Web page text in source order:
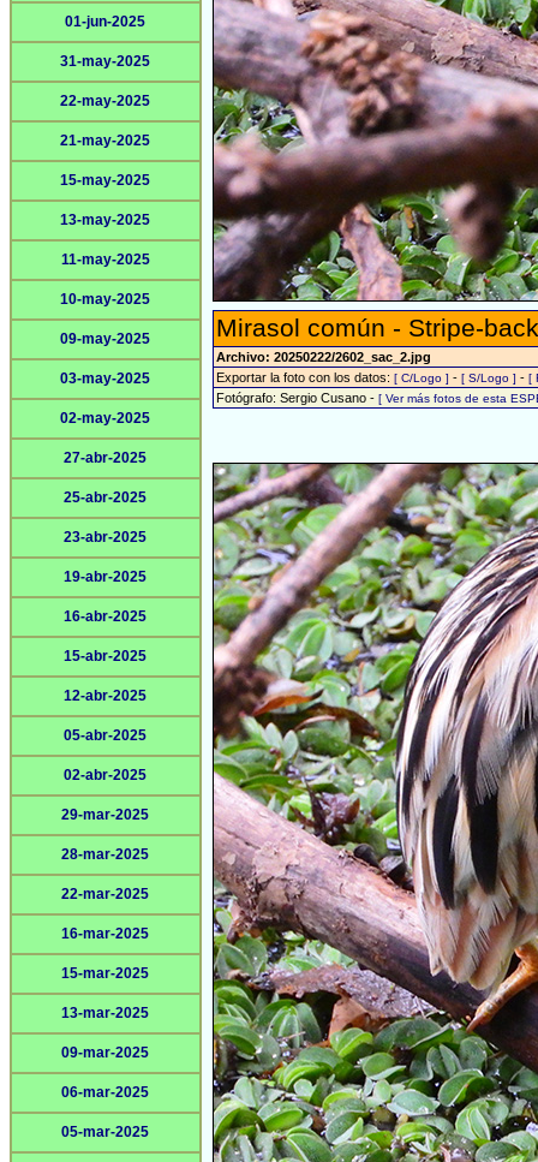
01-jun-2025
31-may-2025
22-may-2025
21-may-2025
15-may-2025
13-may-2025
11-may-2025
10-may-2025
09-may-2025
03-may-2025
02-may-2025
27-abr-2025
25-abr-2025
23-abr-2025
19-abr-2025
16-abr-2025
15-abr-2025
12-abr-2025
05-abr-2025
02-abr-2025
29-mar-2025
28-mar-2025
22-mar-2025
16-mar-2025
15-mar-2025
13-mar-2025
09-mar-2025
06-mar-2025
05-mar-2025
Mirasol común - Stripe-
Archivo: 20250222/2602_sac_2.jpg
Exportar la foto con los datos: [ C/Logo ] - [ S/Logo ] - [
Fotógrafo: Sergio Cusano - [ Ver más fotos de esta